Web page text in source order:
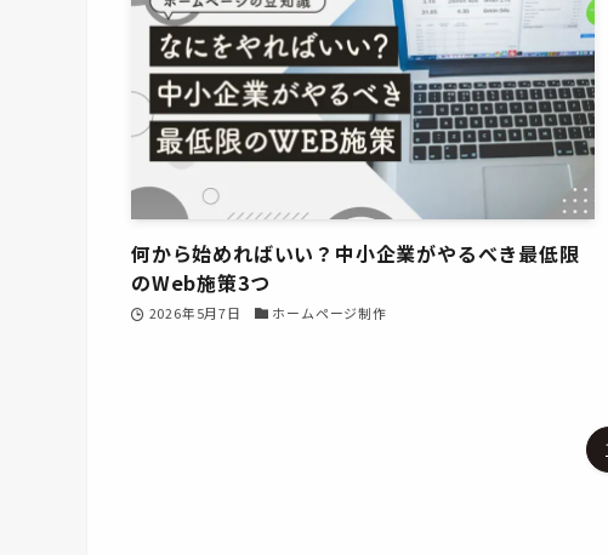
何から始めればいい？中小企業がやるべき最低限
のWeb施策3つ
2026年5月7日 ホームページ制作